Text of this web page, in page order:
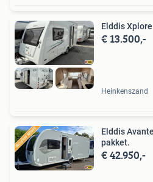
Elddis
€ 13.500,-
Heinkenszand
Elddis
pakket.
€ 42.950,-